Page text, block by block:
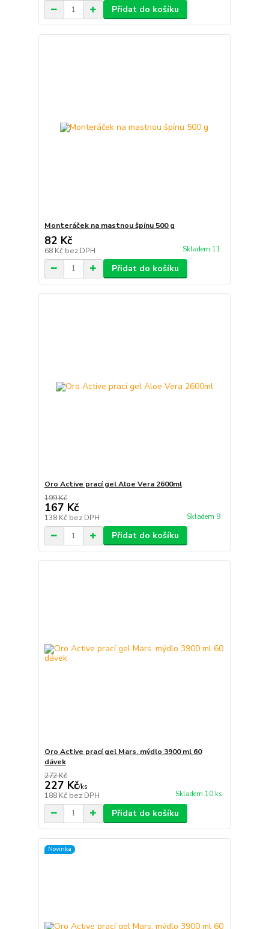
Přidat do košíku
Monteráček na mastnou špínu 500 g
82 Kč
68 Kč bez DPH Skladem 11
Přidat do košíku
Oro Active prací gel Aloe Vera 2600ml
199 Kč
167 Kč
138 Kč bez DPH Skladem 9
Přidat do košíku
Oro Active prací gel Mars. mýdlo 3900 ml 60
dávek
272 Kč
227 Kč/ks
188 Kč bez DPH Skladem 10 ks
Přidat do košíku
Novinka